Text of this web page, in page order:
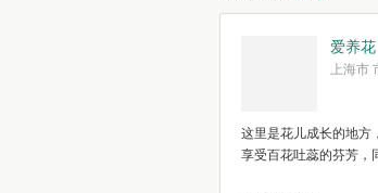
爱养花
上海市
这里是花儿成长的地方
享受百花吐蕊的芬芳，